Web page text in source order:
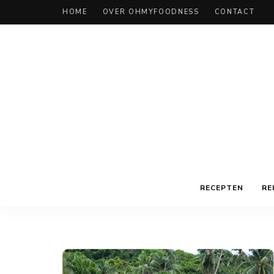
HOME OVER OHMYFOODNESS CONTACT
RECEPTEN